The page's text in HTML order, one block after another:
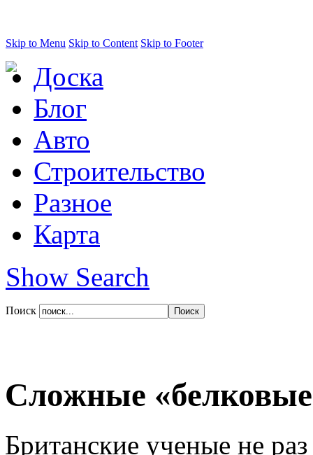
Skip to Menu Skip to Content Skip to Footer
Доска
Блог
Авто
Строительство
Разное
Карта
Show Search
Поиск
Сложные
Британские ученые не